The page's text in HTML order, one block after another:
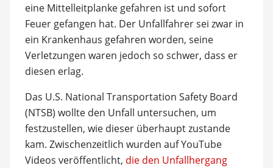
eine Mittelleitplanke gefahren ist und sofort
Feuer gefangen hat. Der Unfallfahrer sei zwar in
ein Krankenhaus gefahren worden, seine
Verletzungen waren jedoch so schwer, dass er
diesen erlag.
Das U.S. National Transportation Safety Board
(NTSB) wollte den Unfall untersuchen, um
festzustellen, wie dieser überhaupt zustande
kam. Zwischenzeitlich wurden auf YouTube
Videos veröffentlicht, die den Unfallhergang